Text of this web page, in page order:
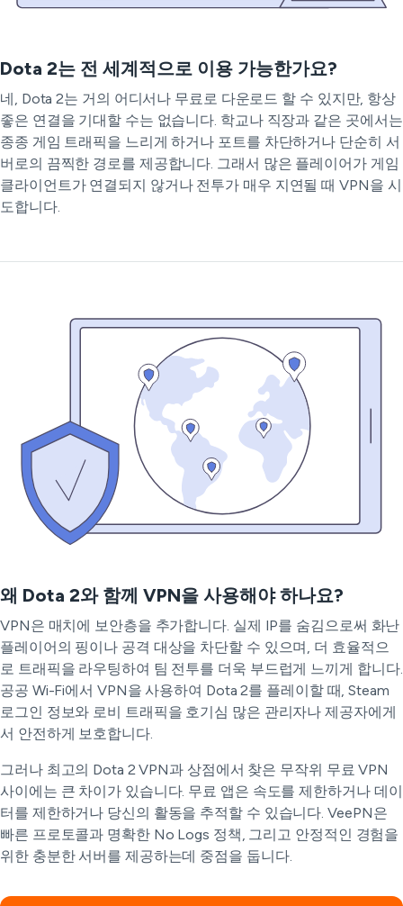
Dota 2는 전 세계적으로 이용 가능한가요?
네, Dota 2는 거의 어디서나 무료로 다운로드 할 수 있지만, 항상
좋은 연결을 기대할 수는 없습니다. 학교나 직장과 같은 곳에서는
종종 게임 트래픽을 느리게 하거나 포트를 차단하거나 단순히 서
버로의 끔찍한 경로를 제공합니다. 그래서 많은 플레이어가 게임
클라이언트가 연결되지 않거나 전투가 매우 지연될 때 VPN을 시
도합니다.
왜 Dota 2와 함께 VPN을 사용해야 하나요?
VPN은 매치에 보안층을 추가합니다. 실제 IP를 숨김으로써 화난
플레이어의 핑이나 공격 대상을 차단할 수 있으며, 더 효율적으
로 트래픽을 라우팅하여 팀 전투를 더욱 부드럽게 느끼게 합니다.
공공 Wi-Fi에서 VPN을 사용하여 Dota 2를 플레이할 때, Steam
로그인 정보와 로비 트래픽을 호기심 많은 관리자나 제공자에게
서 안전하게 보호합니다.
그러나 최고의 Dota 2 VPN과 상점에서 찾은 무작위 무료 VPN
사이에는 큰 차이가 있습니다. 무료 앱은 속도를 제한하거나 데이
터를 제한하거나 당신의 활동을 추적할 수 있습니다. VeePN은
빠른 프로토콜과 명확한 No Logs 정책, 그리고 안정적인 경험을
위한 충분한 서버를 제공하는데 중점을 둡니다.